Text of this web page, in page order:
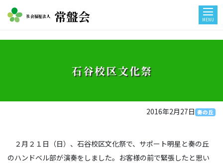
社会福祉法人 常盤会 MENU
石谷校区文化祭
2016年2月27日 奏の丘
２月２１日（日）、石谷校区文化祭で、サポート明星と奏の丘
のハンドベル部が演奏をしました。お客様の前で緊張したと思い